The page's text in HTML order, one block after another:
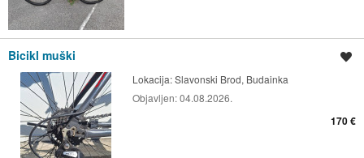
Bicikl muški
Lokacija:Slavonski Brod, Budainka
Objavljen:04.08.2026.
170 €